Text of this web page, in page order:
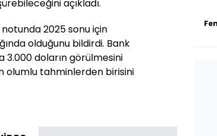
açıkladı.
notunda 2025 sonu için
olduğunu bildirdi. Bank
3.000 doların görülmesini
olumlu tahminlerden birisini